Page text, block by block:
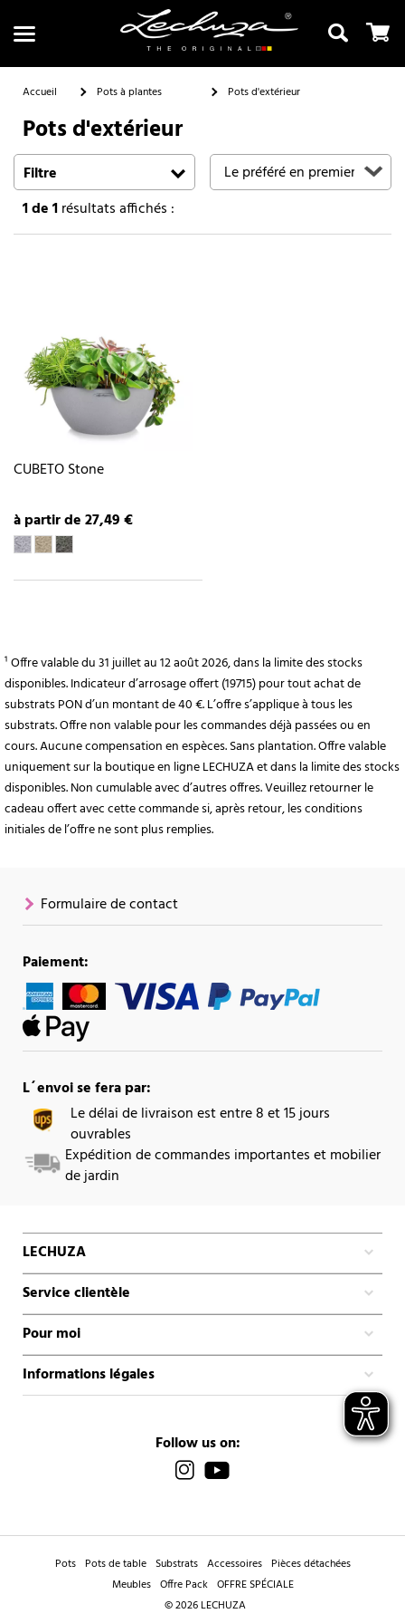
Recherche
Accueil Pots à plantes Pots d'extérieur
Pots d'extérieur
Filtre
1de 1résultats affichés :
CUBETO Stone
à partir de 27,49 €
¹ Offre valable du 31 juillet au 12 août 2026, dans la limite des stocks
disponibles. Indicateur d’arrosage offert (19715) pour tout achat de
substrats PON d’un montant de 40 €. L’offre s’applique à tous les
substrats. Offre non valable pour les commandes déjà passées ou en
cours. Aucune compensation en espèces. Sans plantation. Offre valable
uniquement sur la boutique en ligne LECHUZA et dans la limite des stocks
disponibles. Non cumulable avec d’autres offres. Veuillez retourner le
cadeau offert avec cette commande si, après retour, les conditions
initiales de l’offre ne sont plus remplies.
Formulaire de contact
Paiement:
L´envoi se fera par:
Le délai de livraison est entre 8 et 15 jours
ouvrables
Expédition de commandes importantes et mobilier
de jardin
LECHUZA
Service clientèle
Pour moi
Informations légales
Follow us on:
Pots Pots de table Substrats Accessoires Pièces détachées
Meubles Offre Pack OFFRE SPÉCIALE
© 2026 LECHUZA